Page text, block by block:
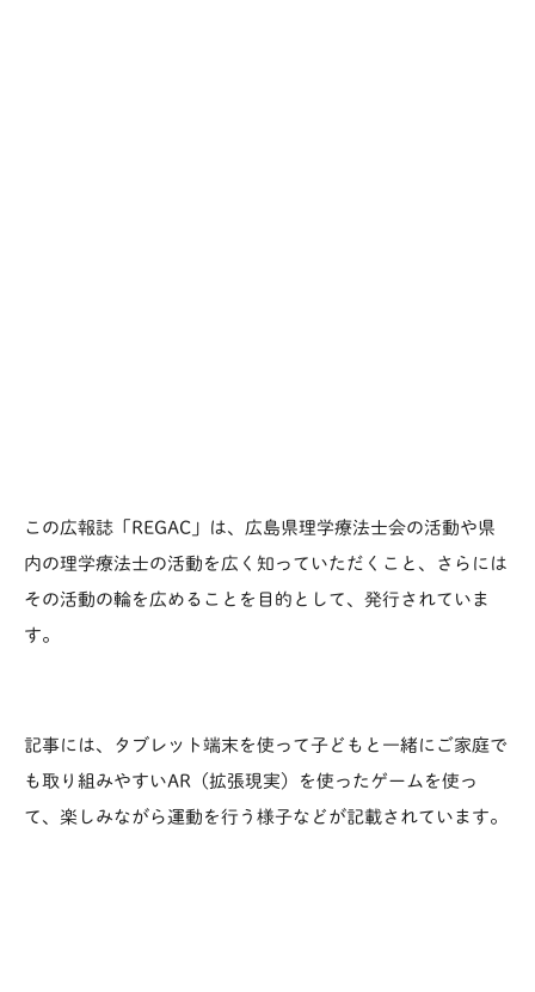
この広報誌「REGAC」は、広島県理学療法士会の活動や県
内の理学療法士の活動を広く知っていただくこと、さらには
その活動の輪を広めることを目的として、発行されていま
す。
記事には、タブレット端末を使って子どもと一緒にご家庭で
も取り組みやすいAR（拡張現実）を使ったゲームを使っ
て、楽しみながら運動を行う様子などが記載されています。